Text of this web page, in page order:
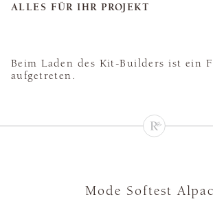
ALLES FÜR IHR PROJEKT
Beim Laden des Kit-Builders ist ein
aufgetreten.
Mode Softest